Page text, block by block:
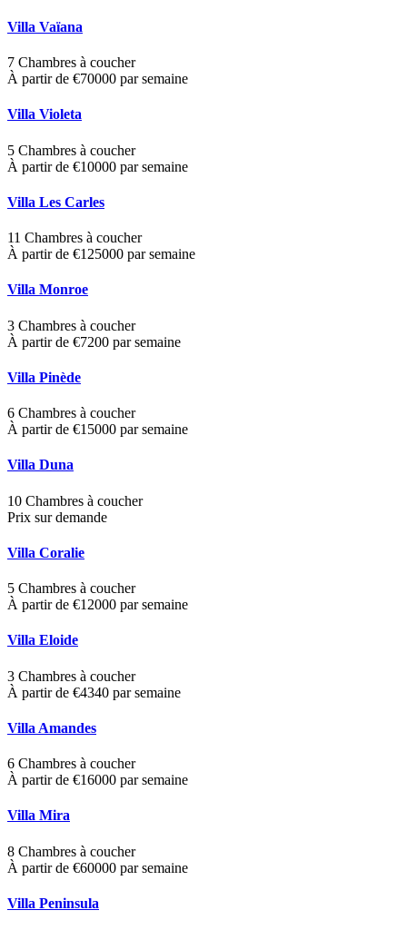
Villa Vaïana
7 Chambres à coucher
À partir de €70000 par semaine
Villa Violeta
5 Chambres à coucher
À partir de €10000 par semaine
Villa Les Carles
11 Chambres à coucher
À partir de €125000 par semaine
Villa Monroe
3 Chambres à coucher
À partir de €7200 par semaine
Villa Pinède
6 Chambres à coucher
À partir de €15000 par semaine
Villa Duna
10 Chambres à coucher
Prix sur demande
Villa Coralie
5 Chambres à coucher
À partir de €12000 par semaine
Villa Eloide
3 Chambres à coucher
À partir de €4340 par semaine
Villa Amandes
6 Chambres à coucher
À partir de €16000 par semaine
Villa Mira
8 Chambres à coucher
À partir de €60000 par semaine
Villa Peninsula